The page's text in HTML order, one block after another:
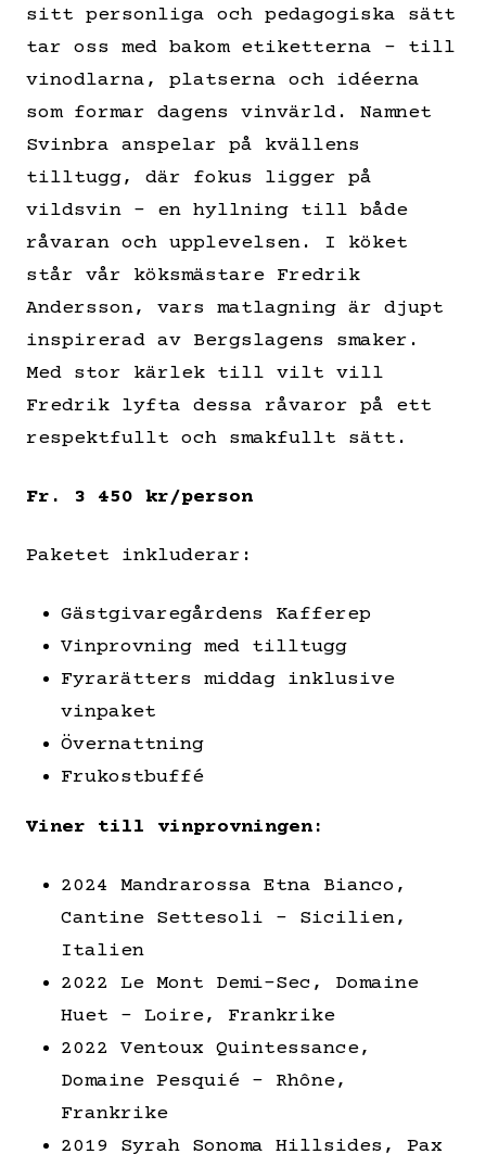
sitt personliga och pedagogiska sätt
tar oss med bakom etiketterna – till
vinodlarna, platserna och idéerna
som formar dagens vinvärld. Namnet
Svinbra anspelar på kvällens
tilltugg, där fokus ligger på
vildsvin – en hyllning till både
råvaran och upplevelsen. I köket
står vår köksmästare Fredrik
Andersson, vars matlagning är djupt
inspirerad av Bergslagens smaker.
Med stor kärlek till vilt vill
Fredrik lyfta dessa råvaror på ett
respektfullt och smakfullt sätt.
Fr. 3 450 kr/person
Paketet inkluderar:
Gästgivaregårdens Kafferep
Vinprovning med tilltugg
Fyrarätters middag inklusive
vinpaket
Övernattning
Frukostbuffé
Viner till vinprovningen:
2024 Mandrarossa Etna Bianco,
Cantine Settesoli – Sicilien,
Italien
2022 Le Mont Demi-Sec, Domaine
Huet – Loire, Frankrike
2022 Ventoux Quintessance,
Domaine Pesquié – Rhône,
Frankrike
2019 Syrah Sonoma Hillsides, Pax